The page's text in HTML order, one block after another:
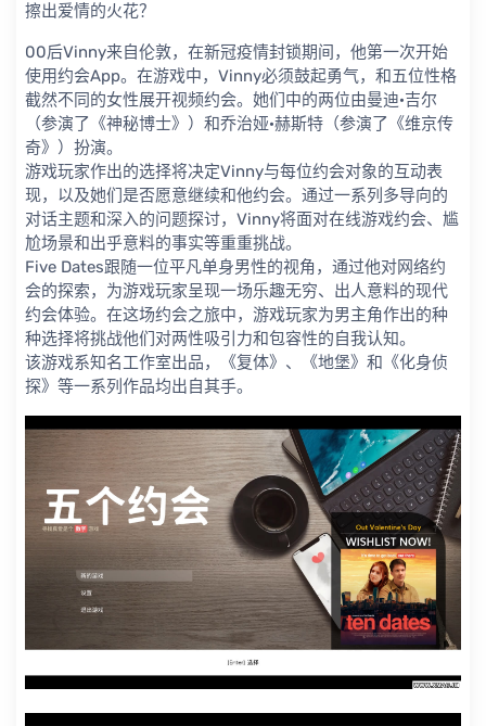
擦出爱情的火花？
00后Vinny来自伦敦，在新冠疫情封锁期间，他第一次开始
使用约会App。在游戏中，Vinny必须鼓起勇气，和五位性格
截然不同的女性展开视频约会。她们中的两位由曼迪·吉尔
（参演了《神秘博士》）和乔治娅·赫斯特（参演了《维京传
奇》）扮演。
游戏玩家作出的选择将决定Vinny与每位约会对象的互动表
现，以及她们是否愿意继续和他约会。通过一系列多导向的
对话主题和深入的问题探讨，Vinny将面对在线游戏约会、尴
尬场景和出乎意料的事实等重重挑战。
Five Dates跟随一位平凡单身男性的视角，通过他对网络约
会的探索，为游戏玩家呈现一场乐趣无穷、出人意料的现代
约会体验。在这场约会之旅中，游戏玩家为男主角作出的种
种选择将挑战他们对两性吸引力和包容性的自我认知。
该游戏系知名工作室出品，《复体》、《地堡》和《化身侦
探》等一系列作品均出自其手。